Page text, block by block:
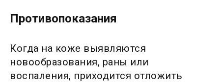
Противопоказания
Когда на коже выявляются
новообразования, раны или
воспаления, приходится отложить